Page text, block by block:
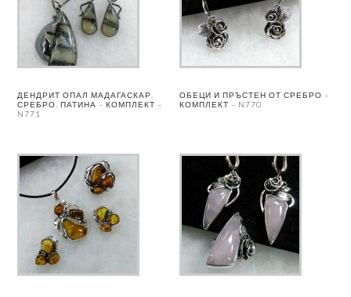
ДЕНДРИТ ОПАЛ МАДАГАСКАР,
СРЕБРО, ПАТИНА – КОМПЛЕКТ –
N771
ОБЕЦИ И ПРЪСТЕН ОТ СРЕБРО –
КОМПЛЕКТ – N770